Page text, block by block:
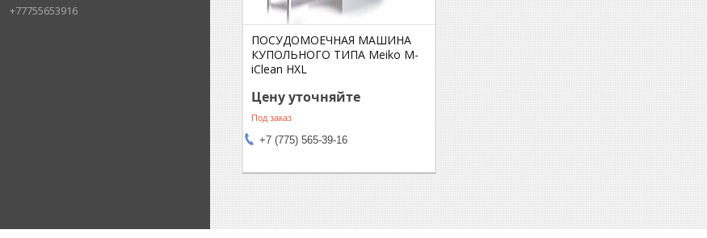
+77755653916
ПОСУДОМОЕЧНАЯ МАШИНА
КУПОЛЬНОГО ТИПА Meiko M-
iClean HXL
Цену уточняйте
Под заказ
+7 (775) 565-39-16